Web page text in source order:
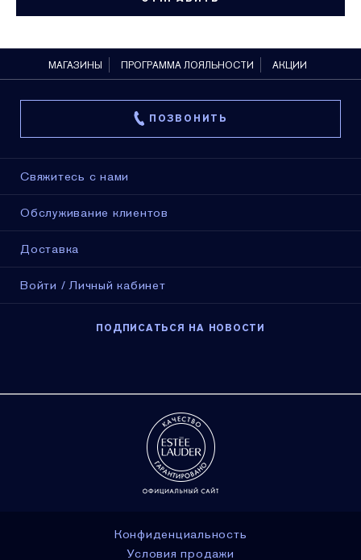
МАГАЗИНЫ ПРОГРАММА ЛОЯЛЬНОСТИ АКЦИИ
ПОЗВОНИТЬ
Свяжитесь с нами
Обслуживание клиентов
Доставка
Войти / Личный кабинет
ПОДПИСАТЬСЯ НА НОВОСТИ
Конфиденциальность
Условия продажи